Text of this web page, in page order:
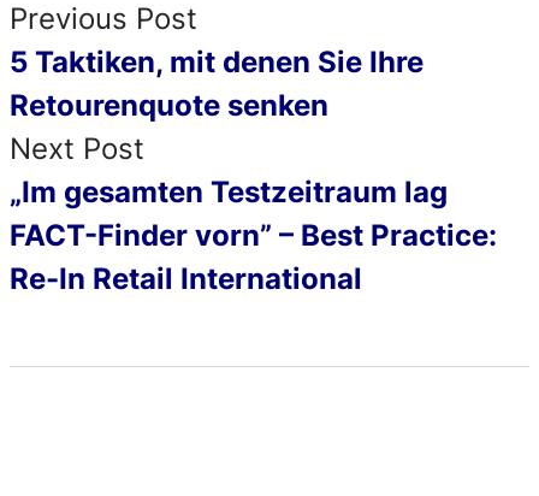
Previous Post
5 Taktiken, mit denen Sie Ihre
Retourenquote senken
Next Post
„Im gesamten Testzeitraum lag
FACT-Finder vorn” – Best Practice:
Re-In Retail International